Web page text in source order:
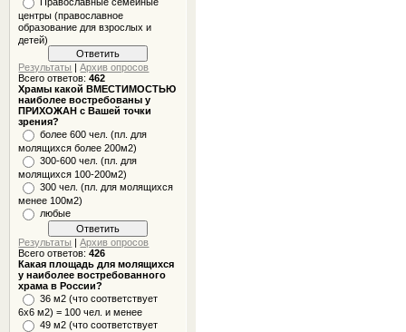
центры (православное
образование для взрослых и
детей)
Результаты |Архив опросов
Всего ответов:462
Храмы какой ВМЕСТИМОСТЬЮ
наиболее востребованы у
ПРИХОЖАН с Вашей точки
зрения?
более 600 чел. (пл. для
молящихся более 200м2)
300-600 чел. (пл. для
молящихся 100-200м2)
300 чел. (пл. для молящихся
менее 100м2)
любые
Результаты |Архив опросов
Всего ответов:426
Какая площадь для молящихся
у наиболее востребованного
храма в России?
36 м2 (что соответствует
6x6 м2) = 100 чел. и менее
49 м2 (что соответствует